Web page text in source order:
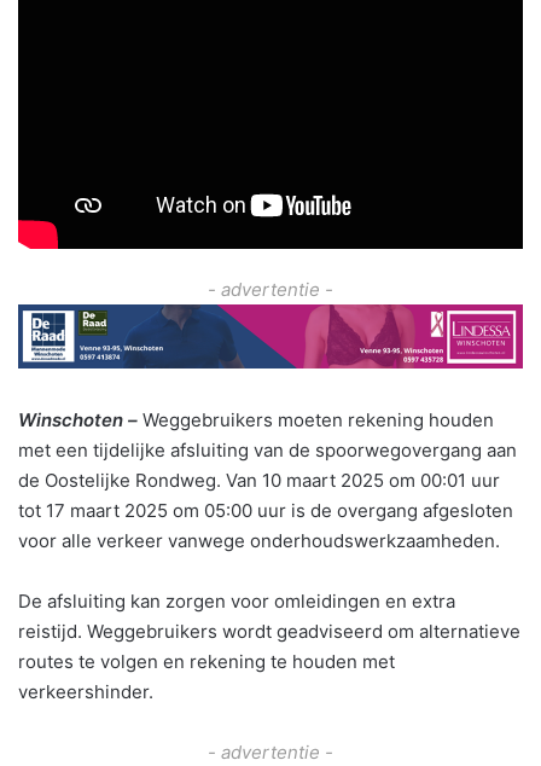
- advertentie -
Winschoten – Weggebruikers moeten rekening houden
met een tijdelijke afsluiting van de spoorwegovergang aan
de Oostelijke Rondweg. Van 10 maart 2025 om 00:01 uur
tot 17 maart 2025 om 05:00 uur is de overgang afgesloten
voor alle verkeer vanwege onderhoudswerkzaamheden.
De afsluiting kan zorgen voor omleidingen en extra
reistijd. Weggebruikers wordt geadviseerd om alternatieve
routes te volgen en rekening te houden met
verkeershinder.
- advertentie -